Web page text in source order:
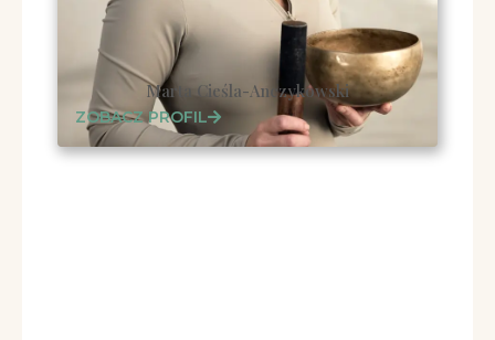
Marta Cieśla-Anczykowski
ZOBACZ PROFIL